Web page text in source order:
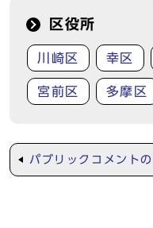
区役所
川崎区 幸区
宮前区 多摩区
パブリックコメント